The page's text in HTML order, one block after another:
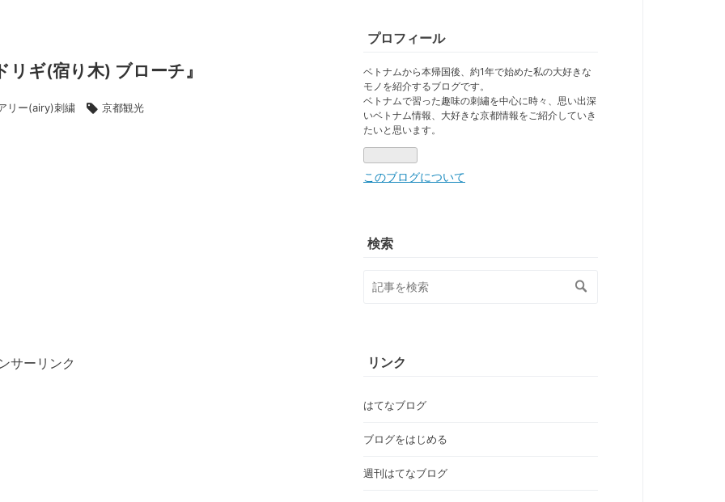
ギ(宿り木) ブローチ』
リー(airy)刺繍 京都観光
サーリンク
プロフィール
ベトナムから本帰国後、約1年で始めた私の大好きな
モノを紹介するブログです。
ベトナムで習った趣味の刺繡を中心に時々、思い出深
いベトナム情報、大好きな京都情報をご紹介していき
たいと思います。
このブログについて
検索
リンク
はてなブログ
ブログをはじめる
週刊はてなブログ